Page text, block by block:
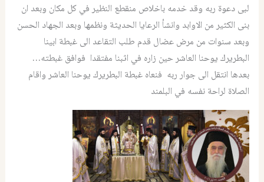
لبى دعوة ربه وقد خدمه باخلاص منقطع النظير في كل مكان وبعد ان
بنى الكثير من الاوابد وانشأ الرعايا الحديثة ونظمها وبعد الجهاد الحسن
وبعد سنوات من مرض عضال قدم طلب التقاعد الى غبطة ابينا
البطريرك يوحنا العاشر حين زاره في اثبنا مفتقدا فوافق غبطته…
بعدها انتقل الى جوار ربه فنعاه غبطة البطريرك يوحنا العاشر واقام
الصلاة لراحة نفسه في البلمند